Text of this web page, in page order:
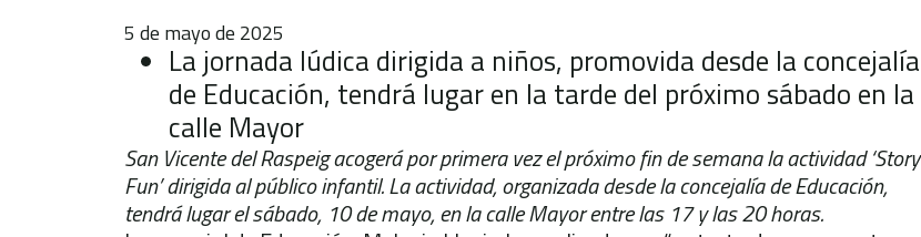
5 de mayo de 2025
La jornada lúdica dirigida a niños, promovida desde la concejalía
de Educación, tendrá lugar en la tarde del próximo sábado en la
calle Mayor
San Vicente del Raspeig acogerá por primera vez el próximo fin de semana la actividad ‘Story
Fun’ dirigida al público infantil. La actividad, organizada desde la concejalía de Educación,
tendrá lugar el sábado, 10 de mayo, en la calle Mayor entre las 17 y las 20 horas.